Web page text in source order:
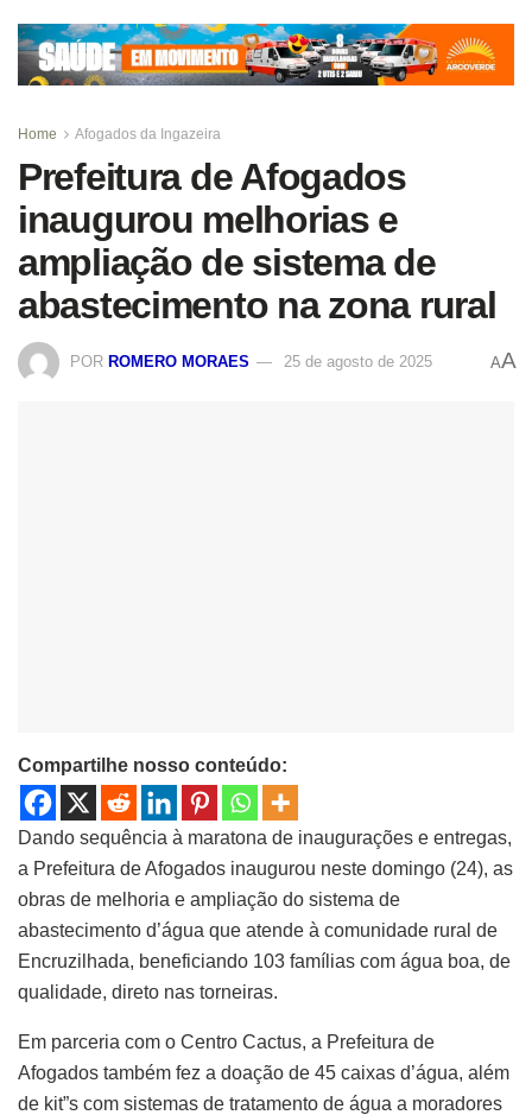
Home Afogados da Ingazeira
Prefeitura de Afogados
inaugurou melhorias e
ampliação de sistema de
abastecimento na zona rural
POR ROMERO MORAES 25 de agosto de 2025 AA
Compartilhe nosso conteúdo:
Dando sequência à maratona de inaugurações e entregas,
a Prefeitura de Afogados inaugurou neste domingo (24), as
obras de melhoria e ampliação do sistema de
abastecimento d’água que atende à comunidade rural de
Encruzilhada, beneficiando 103 famílias com água boa, de
qualidade, direto nas torneiras.
Em parceria com o Centro Cactus, a Prefeitura de
Afogados também fez a doação de 45 caixas d’água, além
de kit”s com sistemas de tratamento de água a moradores